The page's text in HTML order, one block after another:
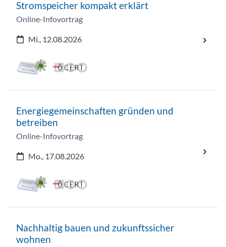
Stromspeicher kompakt erklärt
Online-Infovortrag
Mi., 12.08.2026
Energiegemeinschaften gründen und
betreiben
Online-Infovortrag
Mo., 17.08.2026
Nachhaltig bauen und zukunftssicher
wohnen